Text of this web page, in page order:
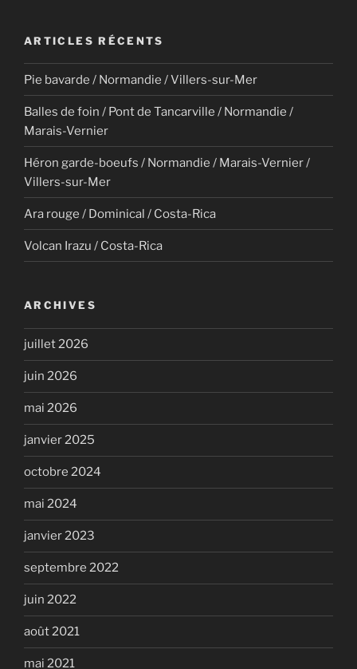
ARTICLES RÉCENTS
Pie bavarde / Normandie / Villers-sur-Mer
Balles de foin / Pont de Tancarville / Normandie /
Marais-Vernier
Héron garde-boeufs / Normandie / Marais-Vernier /
Villers-sur-Mer
Ara rouge / Dominical / Costa-Rica
Volcan Irazu / Costa-Rica
ARCHIVES
juillet 2026
juin 2026
mai 2026
janvier 2025
octobre 2024
mai 2024
janvier 2023
septembre 2022
juin 2022
août 2021
mai 2021